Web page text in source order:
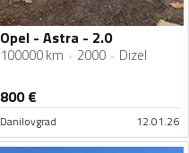
Opel - Astra - 2.0
100000 km 2000 Dizel
800€
Danilovgrad 12.01.26